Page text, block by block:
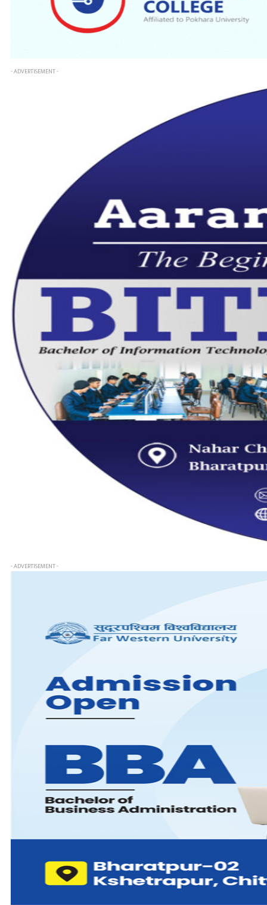
- ADVERTISEMENT -
- ADVERTISEMENT -